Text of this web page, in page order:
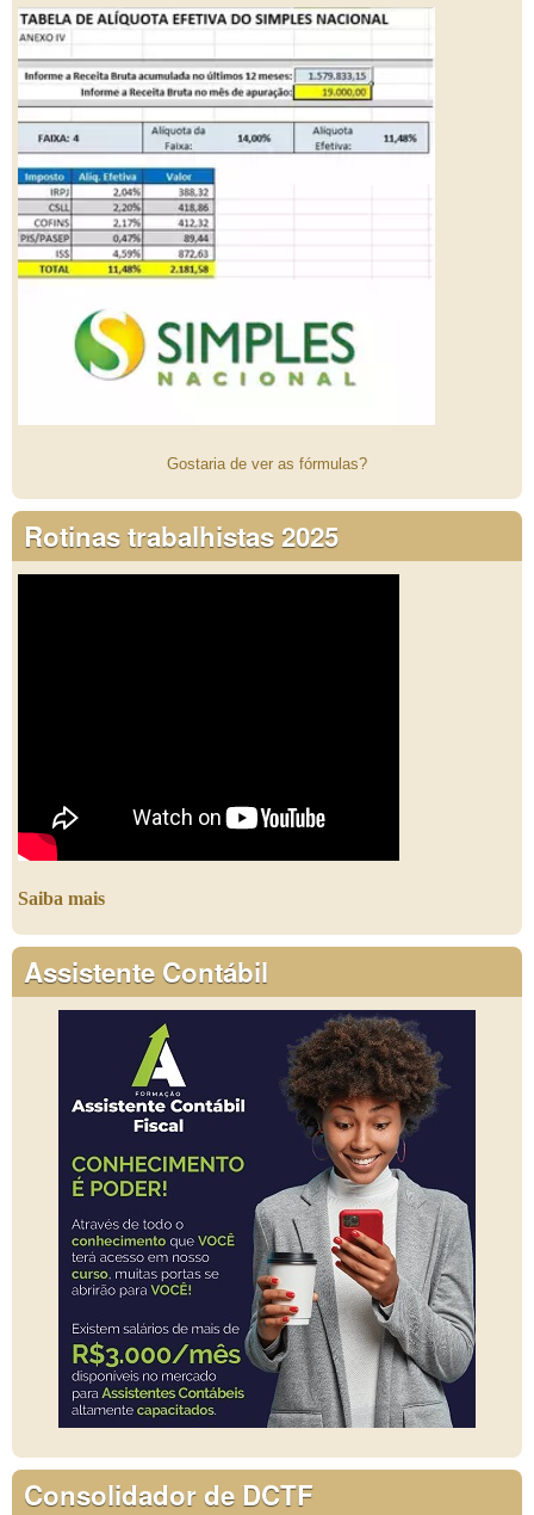
Gostaria de ver as fórmulas?
Rotinas trabalhistas 2025
Saiba mais
Assistente Contábil
Consolidador de DCTF